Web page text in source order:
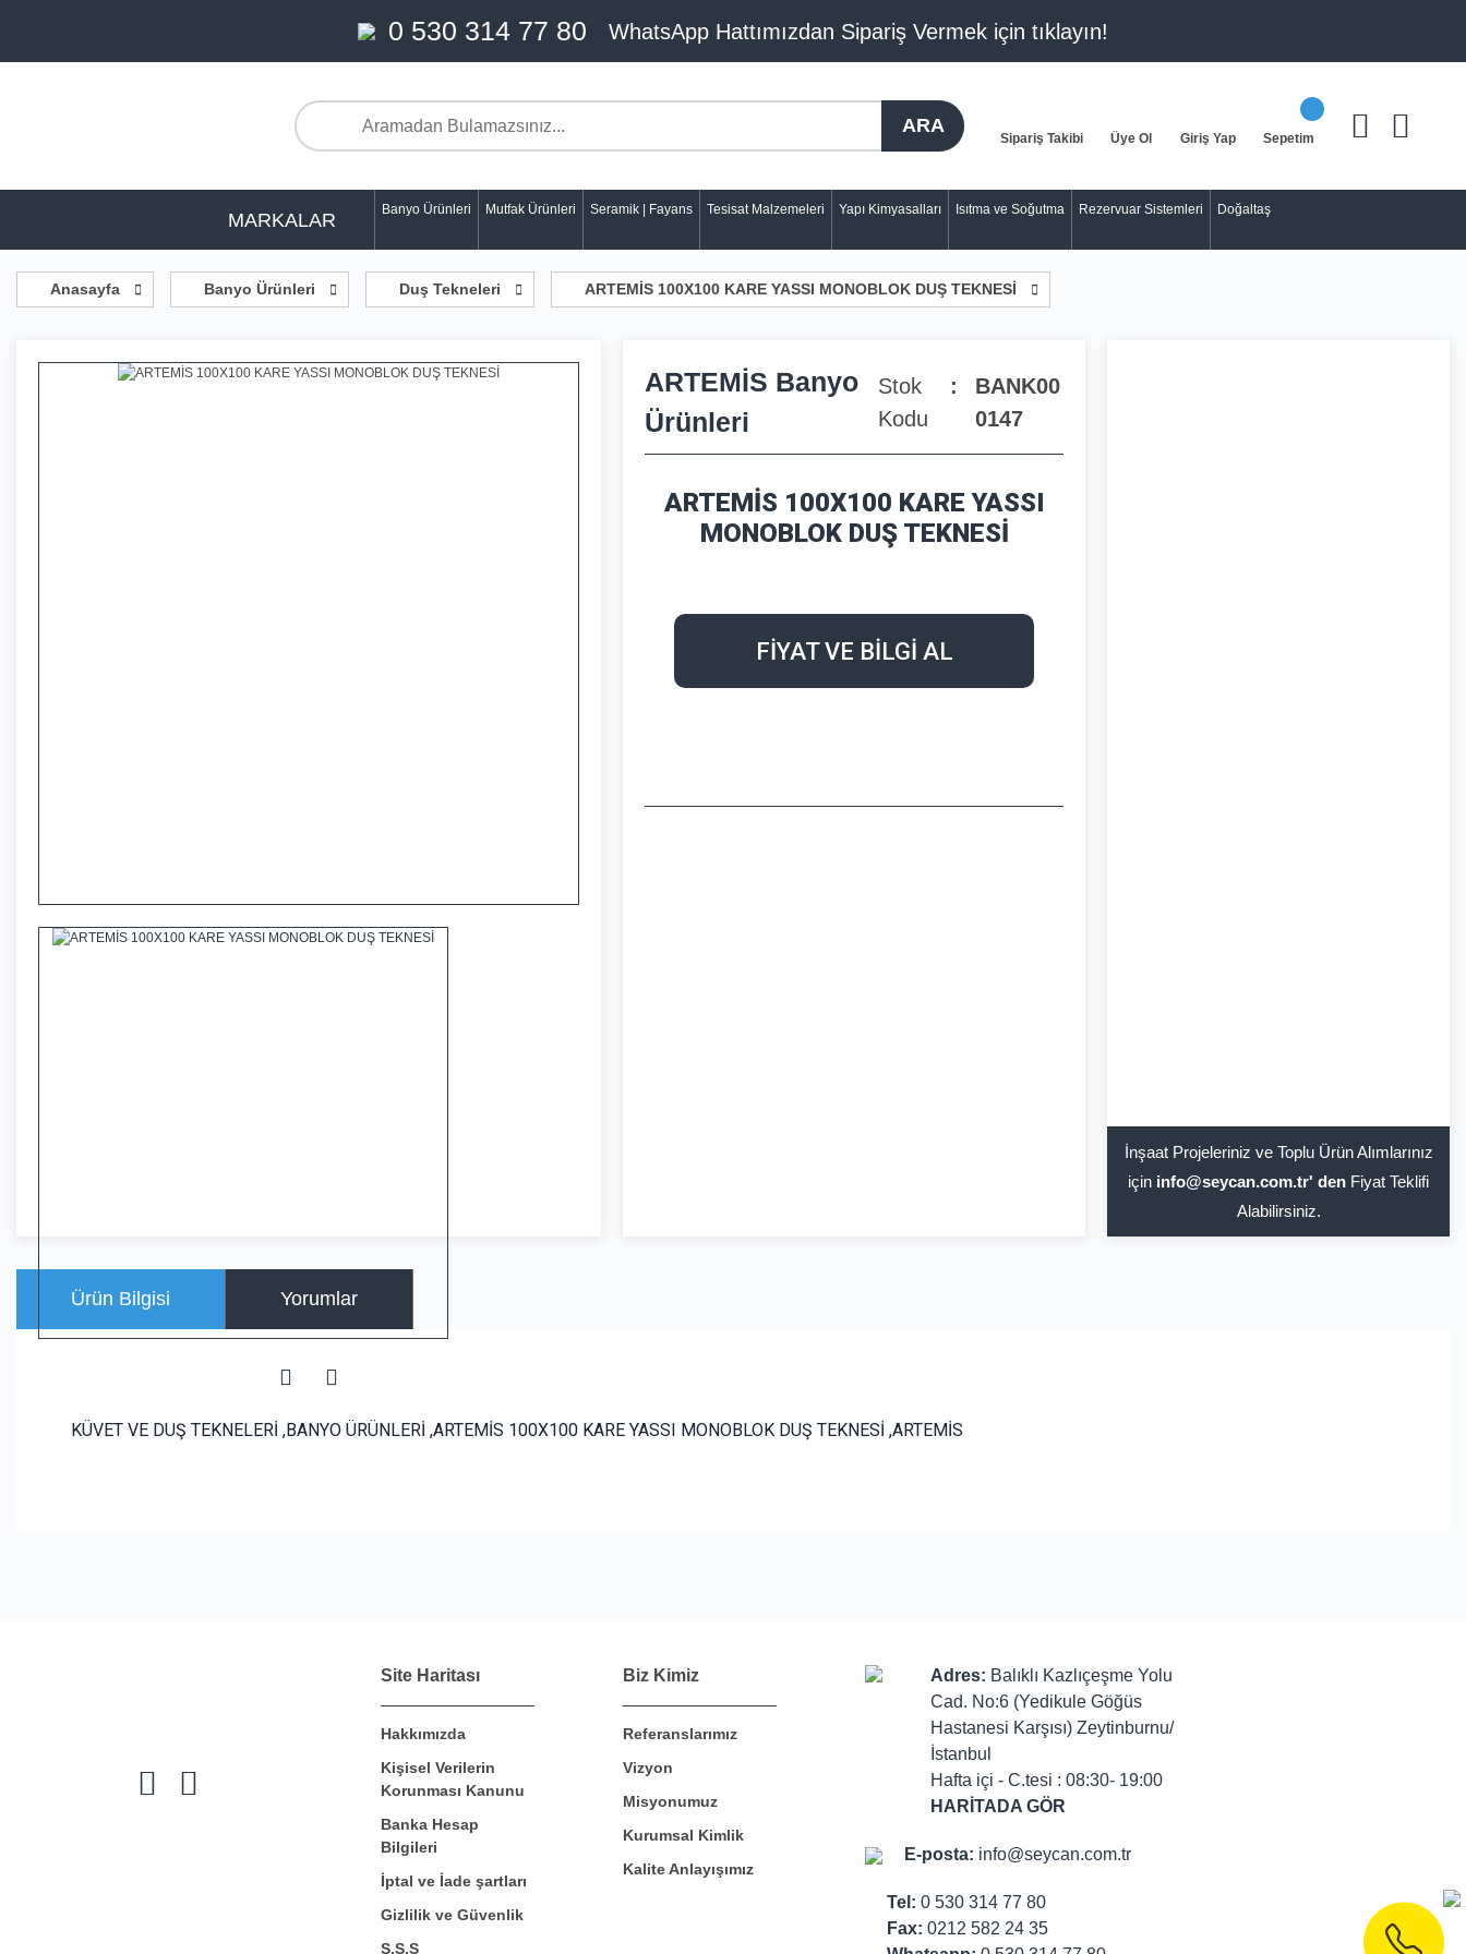
0 530 314 77 80 WhatsApp Hattımızdan Sipariş Vermek için tıklayın!
ARA
Sipariş Takibi Üye Ol Giriş Yap Sepetim
MARKALAR Banyo Ürünleri Mutfak Ürünleri Seramik | Fayans Tesisat Malzemeleri Yapı Kimyasalları Isıtma ve Soğutma Rezervuar Sistemleri Doğaltaş
Anasayfa Banyo Ürünleri Duş Tekneleri ARTEMİS 100X100 KARE YASSI MONOBLOK DUŞ TEKNESİ
ARTEMİS Banyo
Ürünleri
Stok
Kodu
BANK00
0147
ARTEMİS 100X100 KARE YASSI
MONOBLOK DUŞ TEKNESİ
FİYAT VE BİLGİ AL
İnşaat Projeleriniz ve Toplu Ürün Alımlarınız
için info@seycan.com.tr' den Fiyat Teklifi
Alabilirsiniz.
Ürün Bilgisi Yorumlar
KÜVET VE DUŞ TEKNELERİ ,BANYO ÜRÜNLERİ ,ARTEMİS 100X100 KARE YASSI MONOBLOK DUŞ TEKNESİ ,ARTEMİS
Bu ürüne ilk yorumu siz yapın!
Yorum Yaz
Site Haritası
Hakkımızda
Kişisel Verilerin
Korunması Kanunu
Banka Hesap
Bilgileri
İptal ve İade şartları
Gizlilik ve Güvenlik
S.S.S
Biz Kimiz
Referanslarımız
Vizyon
Misyonumuz
Kurumsal Kimlik
Kalite Anlayışımız
Adres: Balıklı Kazlıçeşme Yolu
Cad. No:6 (Yedikule Göğüs
Hastanesi Karşısı) Zeytinburnu/
İstanbul
Hafta içi - C.tesi : 08:30- 19:00
HARİTADA GÖR
E-posta: info@seycan.com.tr
Tel: 0 530 314 77 80
Fax: 0212 582 24 35